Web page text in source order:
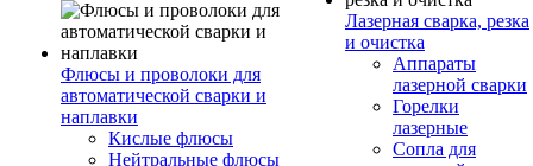
Флюсы и проволоки для
автоматической сварки и
наплавки
Кислые флюсы
Нейтральные флюсы
Лазерная сварка, резка
и очистка
Аппараты
лазерной сварки
Горелки
лазерные
Сопла для